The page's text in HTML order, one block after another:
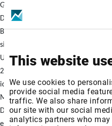
This website
We use cookies to
provide social media
traffic. We also share
our site with our social
analytics partners who
Gebiet auf dem Kupferprojekt
Die Untersuchung wurde in
BHP Xplor und lokalen deutschen
sichereren Betrieb in einer
Umgebung wurde eine
2). Die Ergebnisse der
identifizieren, die eine
Mineralisierungspielen . Darüber
Daten das Ausmaß des
erforderlichen Genehmigungen